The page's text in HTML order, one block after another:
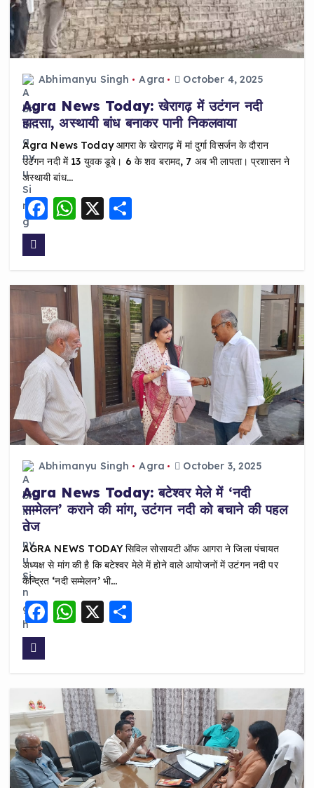
Abhimanyu Singh Agra October 4, 2025
Agra News Today: खेरागढ़ में उटंगन नदी
हादसा, अस्थायी बांध बनाकर पानी निकलवाया
Agra News Today आगरा के खेरागढ़ में मां दुर्गा विसर्जन के दौरान
उटंगन नदी में 13 युवक डूबे। 6 के शव बरामद, 7 अब भी लापता। प्रशासन ने
अस्थायी बांध…
F
b
o
o
k
W
A
p
p
X S
Abhimanyu Singh Agra October 3, 2025
Agra News Today: बटेश्वर मेले में ‘नदी
सम्मेलन’ कराने की मांग, उटंगन नदी को बचाने की पहल
तेज
AGRA NEWS TODAY सिविल सोसायटी ऑफ आगरा ने जिला पंचायत
अध्यक्ष से मांग की है कि बटेश्वर मेले में होने वाले आयोजनों में उटंगन नदी पर
केन्द्रित ‘नदी सम्मेलन’ भी…
F
o
o
k
W
A
p
p
X S